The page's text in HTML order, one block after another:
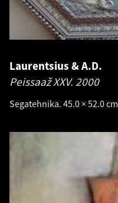
Laurentsius & A.D.
Peissaaž XXV. 2000
Segatehnika. 45.0 × 52.0 cm